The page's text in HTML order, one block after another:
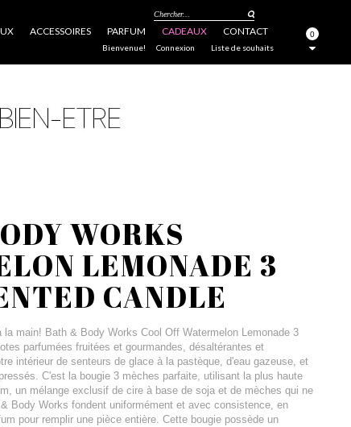
ACCESSOIRES PARFUM CADEAUX CONTACT
Chercher...
0
Liste de souhaits
Bienvenue! Connexion
WORKS
LEMONADE 3
CANDLE
la main! Bath & Body Works Cool Off Watermelon Lemonade 3
parfumées fruitées et gourmandes, désaltérantes et
intérieur de senteurs de glace à la pastèque, d'eau gazeuse, et
C'est la bougie 3 mèches parfaite, utilisant la plus haute
un mélange exclusif de cire à base de soja et de mèches qui ne
Body Works fondent uniformément et avec consistence, en
pour remplir une pièce entière. Cette bougie possède un